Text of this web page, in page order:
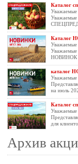
Каталог
Уважаемые
Уважаемые
Каталог
Уважаемые
Уважаемые
НОВИНОК
каталог
Уважаемые
на июль
Каталог
Уважаемые
для
Архив